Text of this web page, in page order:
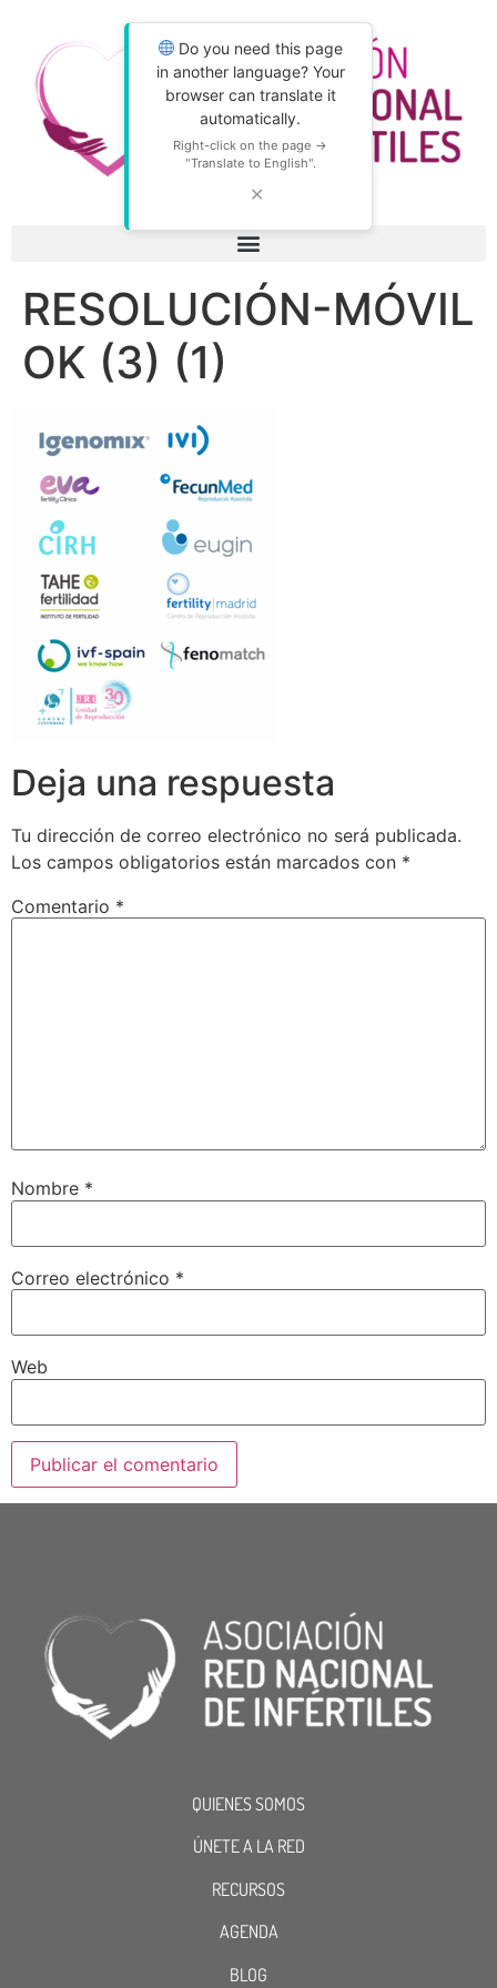
Do you need this page
in another language? Your
browser can translate it
automatically.
Right-click on the page →
"Translate to English".
✕
RESOLUCIÓN-MÓVIL
OK (3) (1)
Deja una respuesta
Tu dirección de correo electrónico no será publicada.
Los campos obligatorios están marcados con *
Comentario *
Nombre *
Correo electrónico *
Web
QUIENES SOMOS
ÚNETE A LA RED
RECURSOS
AGENDA
BLOG